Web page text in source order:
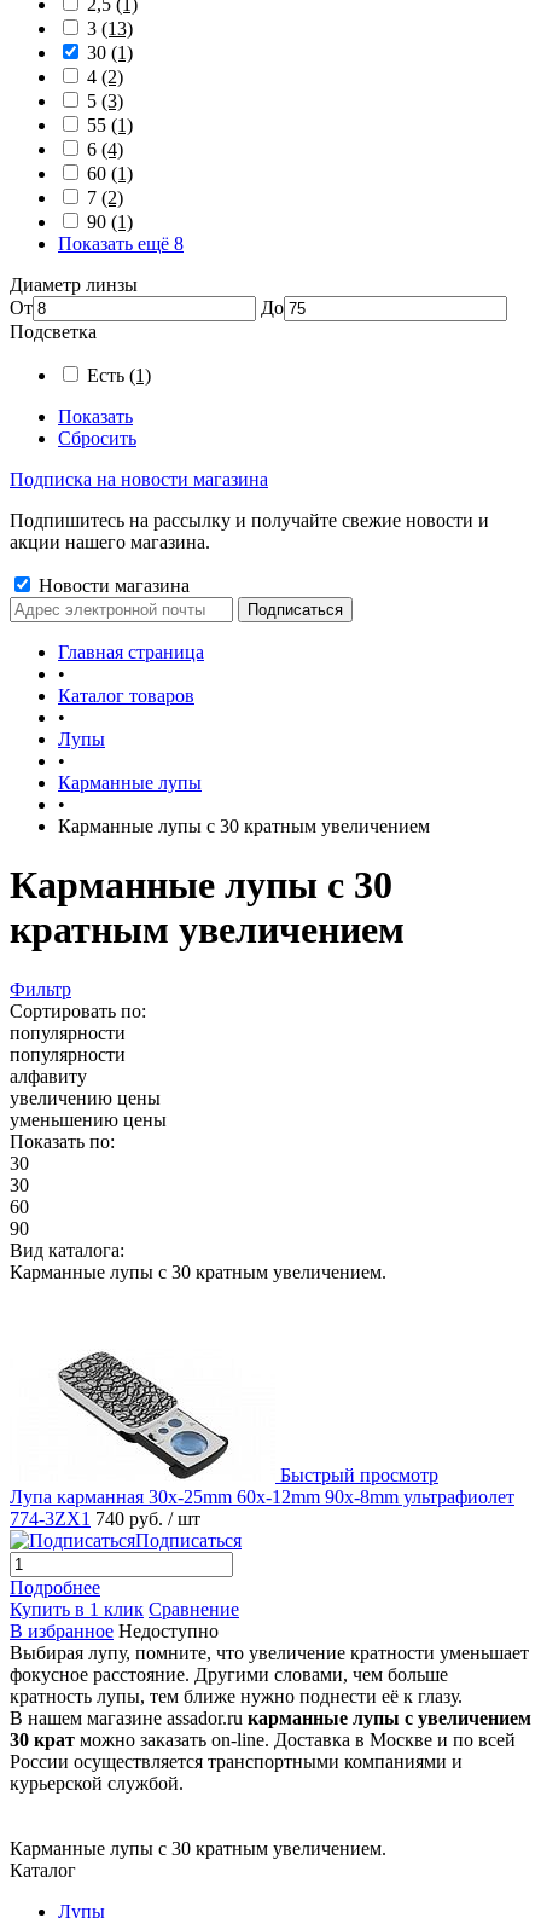
2,5 (1)
3 (13)
30 (1)
4 (2)
5 (3)
55 (1)
6 (4)
60 (1)
7 (2)
90 (1)
Показать ещё 8
Диаметр линзы
От
До
Подсветка
Есть (1)
Показать
Сбросить
Подписка на новости магазина
Подпишитесь на рассылку и получайте свежие новости и
акции нашего магазина.
Новости магазина
Главная страница
•
Каталог товаров
•
Лупы
•
Карманные лупы
•
Карманные лупы с 30 кратным увеличением
Карманные лупы с 30
кратным увеличением
Фильтр
Сортировать по:
популярности
популярности
алфавиту
увеличению цены
уменьшению цены
Показать по:
30
30
60
90
Вид каталога:
Карманные лупы с 30 кратным увеличением.
Быстрый просмотр
Лупа карманная 30x-25mm 60x-12mm 90x-8mm ультрафиолет
774-3ZX1 740 руб. / шт
Подписаться
Подробнее
Купить в 1 клик Сравнение
В избранное Недоступно
Выбирая лупу, помните, что увеличение кратности уменьшает
фокусное расстояние. Другими словами, чем больше
кратность лупы, тем ближе нужно поднести её к глазу.
В нашем магазине assador.ru карманные лупы с увеличением
30 крат можно заказать on-line. Доставка в Москве и по всей
России осуществляется транспортными компаниями и
курьерской службой.
Карманные лупы с 30 кратным увеличением.
Каталог
Лупы